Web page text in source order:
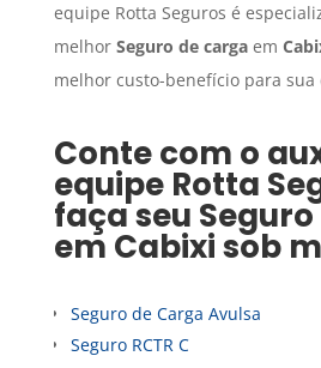
equipe Rotta Seguros é
melhor Seguro de cargaem
melhor custo-benefício para sua
Conte com o
equipe Rotta
faça seu
em Cabixisob
Seguro de Carga Avulsa
Seguro RCTR C